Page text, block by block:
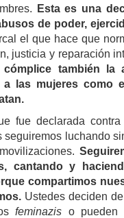
Esta es una
de poder,
el que hace que
justicia y reparación
también la
a las mujeres como
fue declarada
seguiremos luchando
cantando y
compartimos
Ustedes deciden
feminazis o pueden